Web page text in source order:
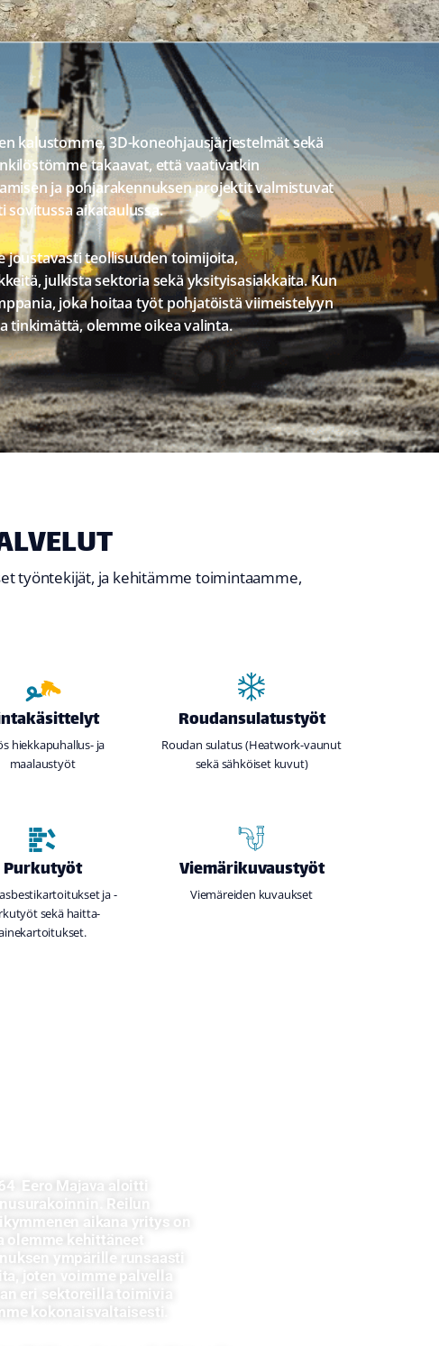
kalustomme, 3D-koneohjausjärjestelmät sekä
takaavat, että vaativatkin
ja pohjarakennuksen projektit valmistuvat
sovitussa aikataulussa.
joustavasti teollisuuden toimijoita,
julkista sektoria sekä yksityisasiakkaita. Kun
joka hoitaa työt pohjatöistä viimeistelyyn
tinkimättä, olemme oikea valinta.
työntekijät, ja kehitämme toimintaamme,
hiekkapuhallus- ja
maalaustyöt
Roudansulatustyöt
Roudan sulatus (Heatwork-vaunut
sekä sähköiset kuvut)
Purkutyöt
ja -
sekä haitta-
Viemärikuvaustyöt
Viemäreiden kuvaukset
Eero Majava aloitti
Reilun
aikana yritys on
olemme kehittäneet
ympärille runsaasti
joten voimme palvella
eri sektoreilla toimivia
kokonaisvaltaisesti.